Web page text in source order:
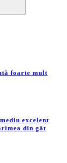
foarte mult
excelent
din gât